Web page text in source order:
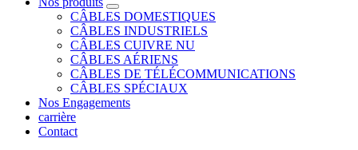
CÂBLES DOMESTIQUES
CÂBLES INDUSTRIELS
CÂBLES CUIVRE NU
CÂBLES AÉRIENS
CÂBLES DE TÉLÉCOMMUNICATIONS
CÂBLES SPÉCIAUX
Nos Engagements
carrière
Contact